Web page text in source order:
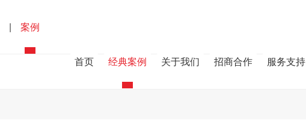
| 案例
首页 经典案例 关于我们 招商合作 服务支持